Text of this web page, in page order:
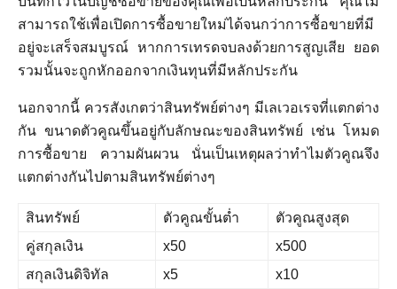
สามารถใช้เพื่อเปิดการซื้อขายใหม่ได้จนกว่าการซื้อขายที่มี
อยู่จะเสร็จสมบูรณ์ หากการเทรดจบลงด้วยการสูญเสีย ยอด
รวมนั้นจะถูกหักออกจากเงินทุนที่มีหลักประกัน
นอกจากนี้ ควรสังเกตว่าสินทรัพย์ต่างๆ มีเลเวอเรจที่แตกต่าง
กัน ขนาดตัวคูณขึ้นอยู่กับลักษณะของสินทรัพย์ เช่น โหมด
การซื้อขาย ความผันผวน นั่นเป็นเหตุผลว่าทำไมตัวคูณจึง
แตกต่างกันไปตามสินทรัพย์ต่างๆ
สินทรัพย์ ตัวคูณขั้นต่ำ
ตัวคูณสูงสุด
คู่สกุลเงิน
x50
x500
สกุลเงินดิจิทัล
x5
x10